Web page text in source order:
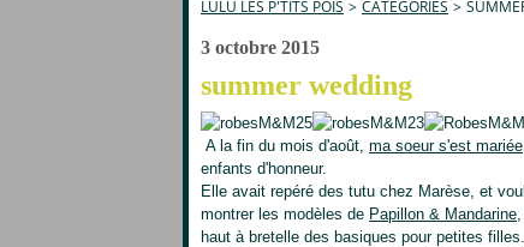
LULU LES P'TITS POIS > CATEGORIES >
3 octobre 2015
summer wedding
A la fin du mois d'août, ma soeur s'est mariée
enfants d'honneur.
Elle avait repéré des tutu chez Marèse, et
montrer les modèles de Papillon & Mandarine
haut à bretelle des basiques pour petites